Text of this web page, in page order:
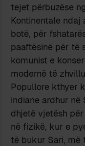
tejet përbuzëse
Kontinentale
botë, për
paaftësinë për të
komunist e
modernë të
Popullore kthyer
indiane ardhur në
dhjetë vjetësh
në fizikë, kur e
të bukur Sari, më